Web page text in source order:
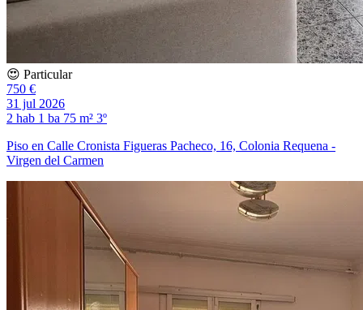
😍 Particular
750 €
31 jul 2026
2 hab 1 ba 75 m² 3º
Piso en Calle Cronista Figueras Pacheco, 16, Colonia Requena -
Virgen del Carmen